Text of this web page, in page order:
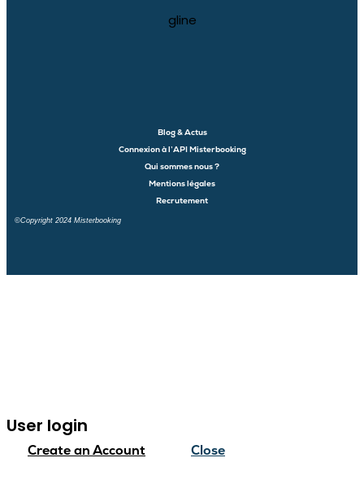
Blog & Actus
Connexion à l’API Misterbooking
Qui sommes nous ?
Mentions légales
Recrutement
©Copyright 2024 Misterbooking
User login
Create an Account Close